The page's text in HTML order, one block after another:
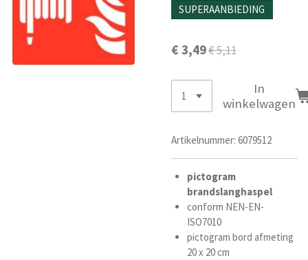
SUPERAANBIEDING
€ 3,49€ 5,11
In
winkelwagen
Artikelnummer: 6079512
pictogram
brandslanghaspel
conform NEN-EN-
ISO7010
pictogram bord afmeting
20 x 20 cm